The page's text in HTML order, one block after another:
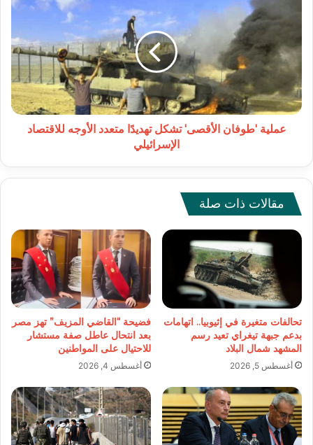
تهديدًا
متعدد
الأوجه
للاقتصاد
الإسرائيلي
عملية 'طوفان الأقصى' تشكل تهديدًا متعدد الأوجه للاقتصاد
الإسرائيلي
مقالات ذات صلة
تحالفات متغيرة في إثيوبيا.. اتهامات
بدعم جبهة تيغراي تعيد رسم
المشهد شمال البلاد
أغسطس 5, 2026
فضيحة “القاضي المزيف” تهز مصر
بعد انتحال عاطل صفة مستشار
للاحتيال على المواطنين
أغسطس 4, 2026